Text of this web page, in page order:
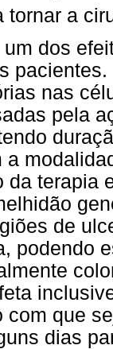
tornar a
dos
nas
pela
a
da terapia
de
podendo
com que
dias